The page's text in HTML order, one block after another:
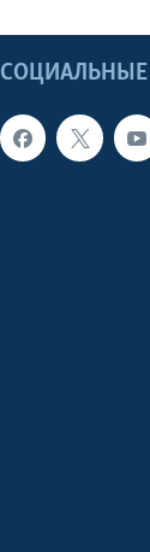
СОЦИАЛЬНЫЕ